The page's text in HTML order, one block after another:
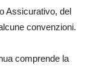
Assicurativo, del
convenzioni.
comprende la